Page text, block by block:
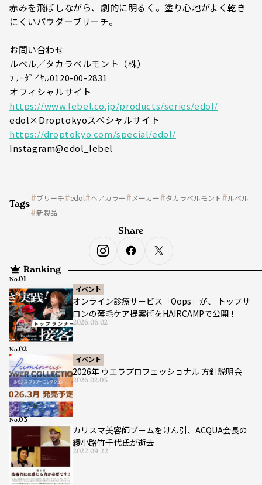
赤みを飛ばしながら、劇的に明るく。塗り心地がよく乾き
にくいパウダーブリーチ。
お問い合わせ
ルベル／タカラベルモント（株）
ﾌﾘｰﾀﾞｲﾔﾙ0120-00-2831
オフィシャルサイト
https://www.lebel.co.jp/products/series/edol/
edol×Droptokyoスペシャルサイト
https://droptokyo.com/special/edol/
Instagram@edol_lebel
Tags
ブリーチ edol ヘアカラー メーカー タカラベルモント
ルベル
新製品
Ranking
イベント
オンライン診療サービス「Oops」が、 トップサ
ロンの薄毛ケア提案術をHAIRCAMPで公開！
2026.06.02
No.
イベント
2026年 ウエラプロフェッショナル 方針説明会
2026.02.03
No.
カリスマ美容師ブームをけん引、ACQUA会長の
綾小路竹千代氏が逝去
2022.09.22
No.
Share